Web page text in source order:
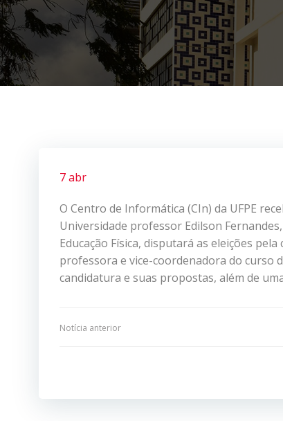
7 abr
O Centro de Informática (CIn) da UFPE
Universidade professor Edilson
Educação Física, disputará as eleições
professora e vice-coordenadora do curso
candidatura e suas propostas, além de
Navegação
Post
Notícia anterior